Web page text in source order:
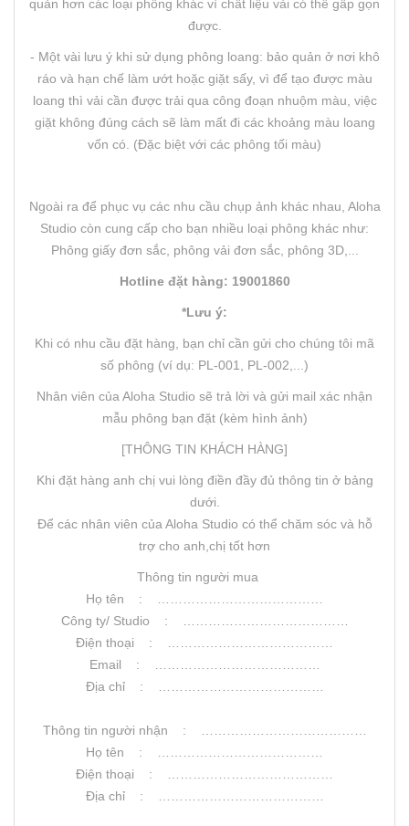
quản hơn các loại phông khác vì chất liệu vải có thể gấp gọn
được.
- Một vài lưu ý khi sử dụng phông loang: bảo quản ở nơi khô
ráo và hạn chế làm ướt hoặc giặt sấy, vì để tạo được màu
loang thì vải cần được trải qua công đoạn nhuộm màu, việc
giặt không đúng cách sẽ làm mất đi các khoảng màu loang
vốn có. (Đặc biệt với các phông tối màu)
Ngoài ra để phục vụ các nhu cầu chụp ảnh khác nhau, Aloha
Studio còn cung cấp cho bạn nhiều loại phông khác như:
Phông giấy đơn sắc, phông vải đơn sắc, phông 3D,...
Hotline đặt hàng: 19001860
*Lưu ý:
Khi có nhu cầu đặt hàng, bạn chỉ cần gửi cho chúng tôi mã
số phông (ví dụ: PL-001, PL-002,...)
Nhân viên của Aloha Studio sẽ trả lời và gửi mail xác nhận
mẫu phông bạn đặt (kèm hình ảnh)
[THÔNG TIN KHÁCH HÀNG]
Khi đặt hàng anh chị vui lòng điền đầy đủ thông tin ở bảng
dưới.
Để các nhân viên của Aloha Studio có thể chăm sóc và hỗ
trợ cho anh,chị tốt hơn
Thông tin người mua
Họ tên : …………………………………
Công ty/ Studio : …………………………………
Điện thoại : …………………………………
Email : …………………………………
Địa chỉ : …………………………………
Thông tin người nhận : …………………………………
Họ tên : …………………………………
Điện thoại : …………………………………
Địa chỉ : …………………………………